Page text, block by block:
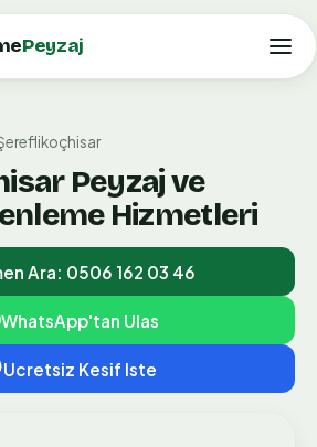
Peyzaj
Peyzaj ve
Hizmetleri
Ara: 0506 162 03 46
WhatsApp'tan Ulas
Ucretsiz Kesif Iste